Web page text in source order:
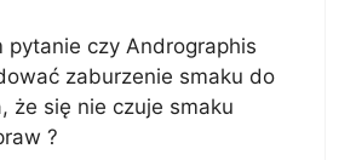
pytanie czy Andrographis
zaburzenie smaku do
że się nie czuje smaku
?